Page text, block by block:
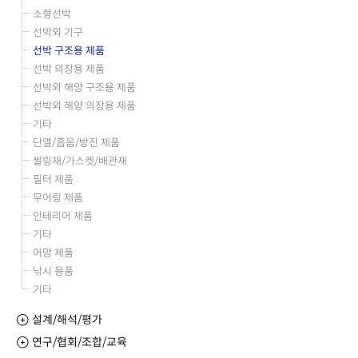
소형선박
선박외 기구
선박 구조용 제품
선박 의장용 제품
선박외 해양 구조용 제품
선박외 해양 의장용 제품
기타
단열/흡음/방진 제품
씰링재/가스켓/배관재
필터 제품
무어링 제품
인테리어 제품
기타
어망 제품
낚시 용품
기타
설계/해석/평가
연구/협회/조합/교육